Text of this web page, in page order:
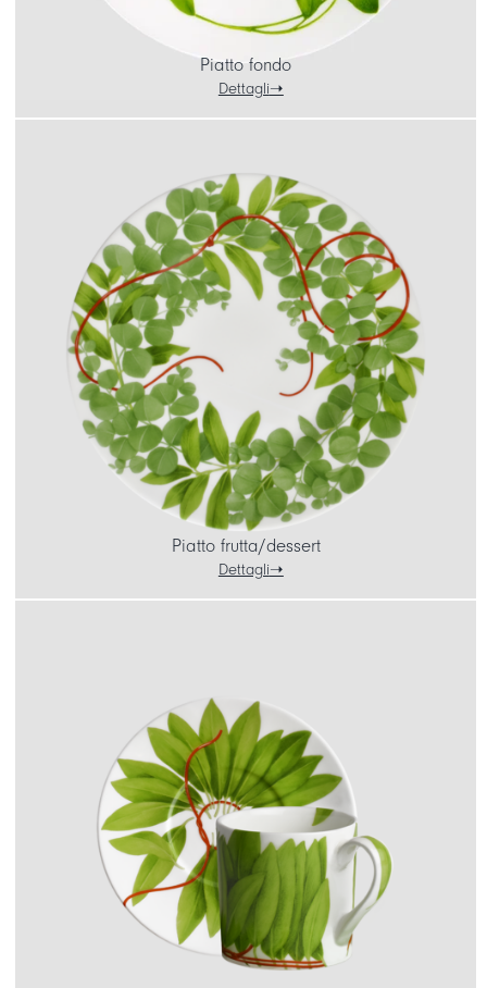
Piatto fondo
Dettagli
Piatto frutta/dessert
Dettagli